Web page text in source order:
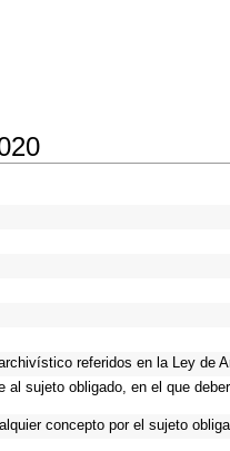
referidos en la Ley de
al sujeto obligado, en el que
concepto por el sujeto